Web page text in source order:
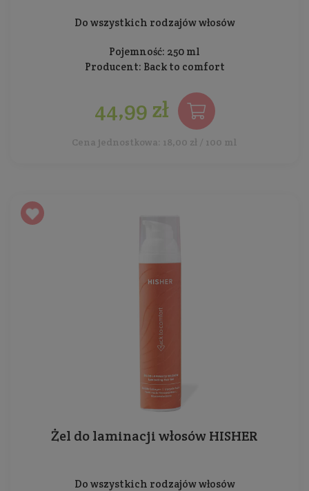
Do wszystkich rodzajów włosów
Pojemność: 250 ml
Producent: Back to comfort
44,99 zł
Cena jednostkowa: 18,00 zł / 100 ml
Żel do laminacji włosów HISHER
Do wszystkich rodzajów włosów